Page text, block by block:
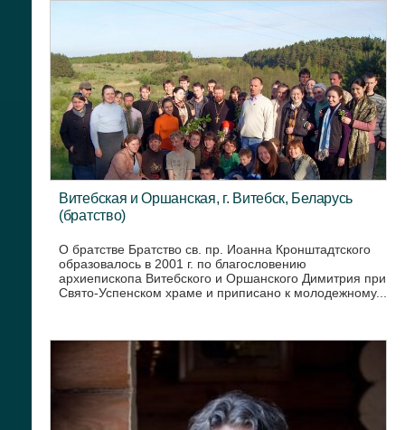
Витебская и Оршанская, г. Витебск, Беларусь
(братство)
О братстве Братство св. пр. Иоанна Кронштадтского
образовалось в 2001 г. по благословению
архиепископа Витебского и Оршанского Димитрия при
Свято-Успенском храме и приписано к молодежному...